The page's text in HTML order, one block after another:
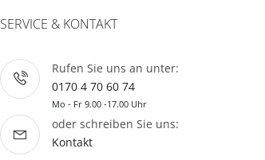
SERVICE & KONTAKT
Rufen Sie uns an unter:
0170 4 70 60 74
Mo - Fr 9.00 -17.00 Uhr
oder schreiben Sie uns:
Kontakt